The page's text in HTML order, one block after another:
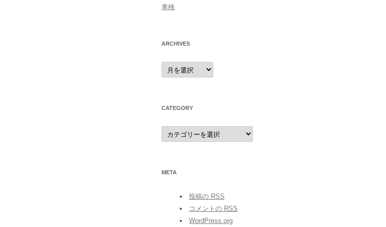
車検
ARCHIVES
archives
CATEGORY
category
META
投稿の RSS
コメントの RSS
WordPress.org